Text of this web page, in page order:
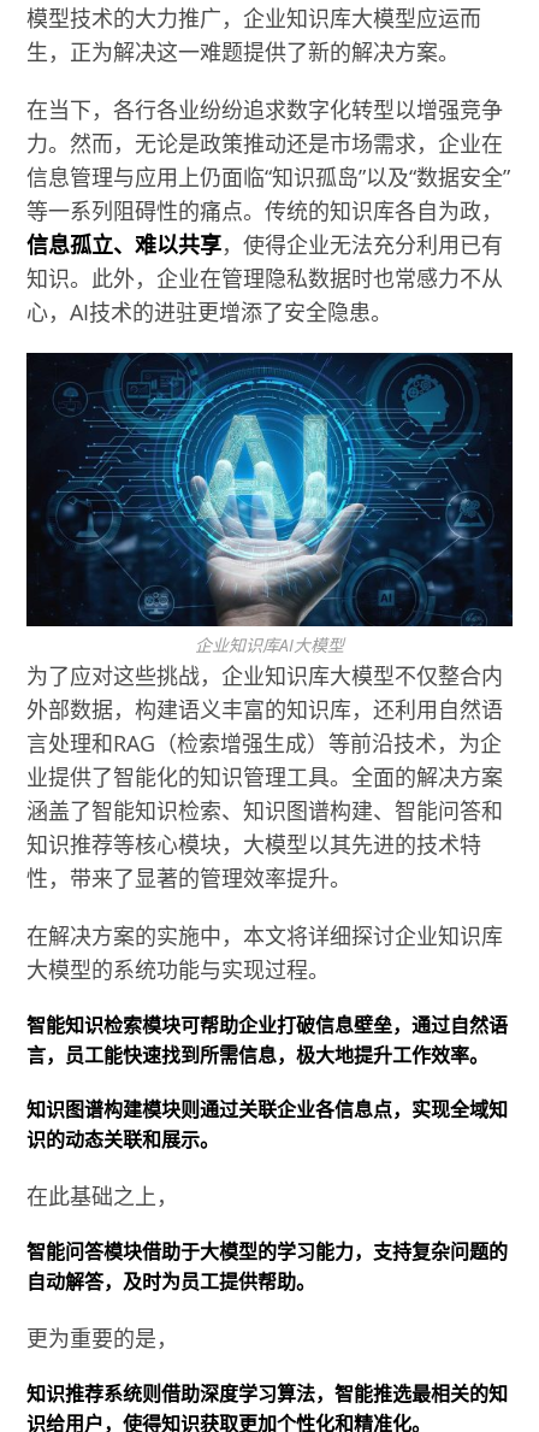
模型技术的大力推广，企业知识库大模型应运而
生，正为解决这一难题提供了新的解决方案。
在当下，各行各业纷纷追求数字化转型以增强竞争
力。然而，无论是政策推动还是市场需求，企业在
信息管理与应用上仍面临“知识孤岛”以及“数据安全”
等一系列阻碍性的痛点。传统的知识库各自为政，
信息孤立、难以共享，使得企业无法充分利用已有
知识。此外，企业在管理隐私数据时也常感力不从
心，AI技术的进驻更增添了安全隐患。
企业知识库AI大模型
为了应对这些挑战，企业知识库大模型不仅整合内
外部数据，构建语义丰富的知识库，还利用自然语
言处理和RAG（检索增强生成）等前沿技术，为企
业提供了智能化的知识管理工具。全面的解决方案
涵盖了智能知识检索、知识图谱构建、智能问答和
知识推荐等核心模块，大模型以其先进的技术特
性，带来了显著的管理效率提升。
在解决方案的实施中，本文将详细探讨企业知识库
大模型的系统功能与实现过程。
智能知识检索模块可帮助企业打破信息壁垒，通过自然语
言，员工能快速找到所需信息，极大地提升工作效率。
知识图谱构建模块则通过关联企业各信息点，实现全域知
识的动态关联和展示。
在此基础之上，
智能问答模块借助于大模型的学习能力，支持复杂问题的
自动解答，及时为员工提供帮助。
更为重要的是，
知识推荐系统则借助深度学习算法，智能推选最相关的知
识给用户，使得知识获取更加个性化和精准化。